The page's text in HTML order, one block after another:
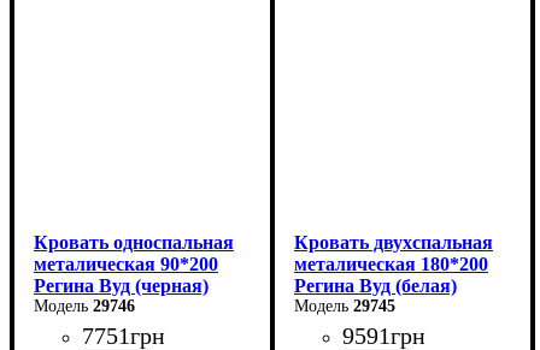
Кровать односпальная
металическая 90*200
Регина Вуд (черная)
29746
7751грн
Кровать двухспальная
металическая 180*200
Регина Вуд (белая)
29745
9591грн